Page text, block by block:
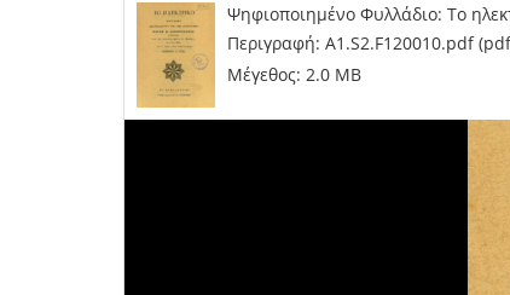
Ψηφιοποιημένο Φυλλάδιο: Το
Περιγραφή: A1.S2.F120010.pdf
Μέγεθος: 2.0 MB